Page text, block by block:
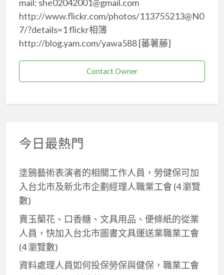
mail: she02042001@gmail.com
http://www.flickr.com/photos/113755213@N0
7/?details=1 flickr相簿
http://blog.yam.com/yawa588 [蕃薯藤]
Contact Owner
今日最熱門
塗鴉藝術表演者的相關工作人員，勞健保可加
入台北市及新北巿企劃經理人職業工會 (4 瀏覽
數)
賣玉蘭花、口香糖、文具用品、便條紙的從業
人員，快加入台北市圖書文具運送業職業工會
(4 瀏覽數)
資料處理人員如何投保勞保與健保，職業工會